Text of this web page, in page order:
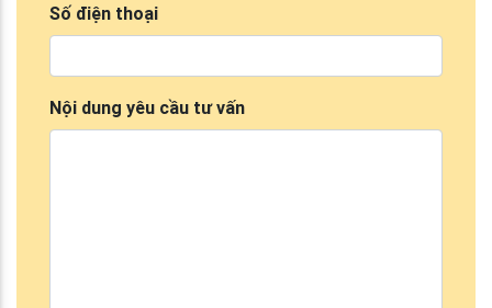
Số điện thoại
Nội dung yêu cầu tư vấn